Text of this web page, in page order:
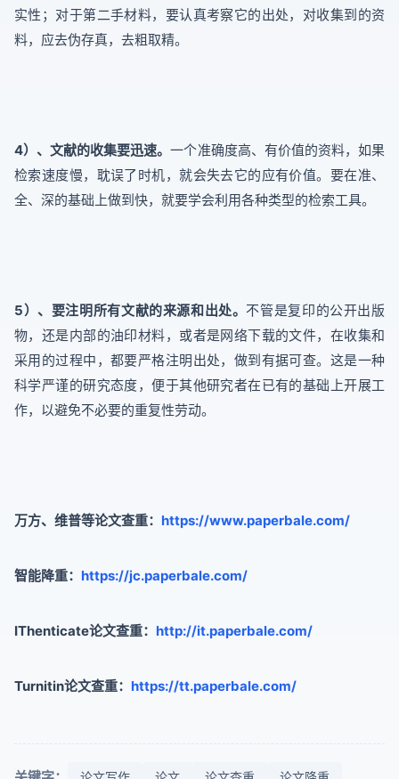
实性；对于第二手材料，要认真考察它的出处，对收集到的资
料，应去伪存真，去粗取精。
4）、文献的收集要迅速。一个准确度高、有价值的资料，如果
检索速度慢，耽误了时机，就会失去它的应有价值。要在准、
全、深的基础上做到快，就要学会利用各种类型的检索工具。
5）、要注明所有文献的来源和出处。不管是复印的公开出版
物，还是内部的油印材料，或者是网络下载的文件，在收集和
采用的过程中，都要严格注明出处，做到有据可查。这是一种
科学严谨的研究态度，便于其他研究者在已有的基础上开展工
作，以避免不必要的重复性劳动。
万方、维普等论文查重： https://www.paperbale.com/
智能降重： https://jc.paperbale.com/
IThenticate论文查重： http://it.paperbale.com/
Turnitin论文查重： https://tt.paperbale.com/